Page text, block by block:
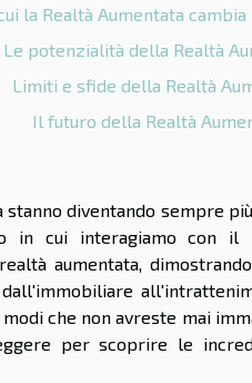
la Realtà Aumentata
Le potenzialità della Realtà
Limiti e sfide della Realtà
Il futuro della Realtà
diventando sempre
in cui interagiamo con il
aumentata,
che non avreste mai
per scoprire le